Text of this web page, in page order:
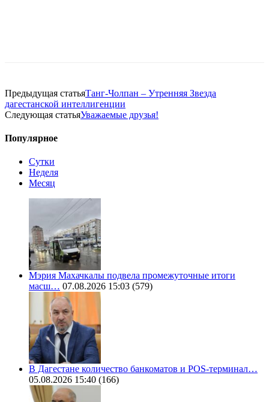
Предыдущая статьяТанг-Чолпан – Утренняя Звезда
дагестанской интеллигенции
Следующая статьяУважаемые друзья!
Популярное
Сутки
Неделя
Месяц
Мэрия Махачкалы подвела промежуточные итоги
масш… 07.08.2026 15:03 (579)
В Дагестане количество банкоматов и POS-терминал…
05.08.2026 15:40 (166)